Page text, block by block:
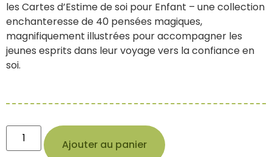
les Cartes d’Estime de soi pour Enfant – une collection
enchanteresse de 40 pensées magiques,
magnifiquement illustrées pour accompagner les
jeunes esprits dans leur voyage vers la confiance en
soi.
Ajouter au panier